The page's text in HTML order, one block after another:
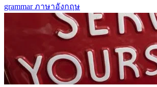
grammar ภาษาอังกฤษ